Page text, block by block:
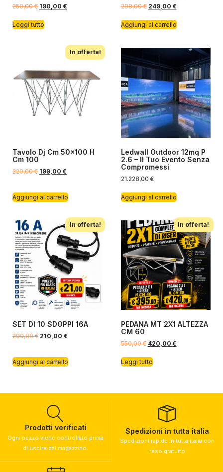
250,00€ 190,00 €
Leggi tutto
298,00€ 249,00 €
Aggiungi al carrello
In offerta!
Tavolo Dj Cm 50×100 H
Cm 100
220,00€ 199,00 €
Aggiungi al carrello
Ledwall Outdoor 12mq P
2.6 – Il Tuo Evento Senza
Compromessi
21.228,00 €
Aggiungi al carrello
In offerta!
SET DI 10 SDOPPI 16A
290,00€ 210,00 €
Aggiungi al carrello
In offerta!
PEDANA MT 2X1 ALTEZZA
CM 60
550,00€ 420,00 €
Leggi tutto
Prodotti verificati
Ogni pezzo viene controllato prima
di uscire dal magazzino.
Spedizioni in tutta italia
Spedizioni rapide in tutta italia con
reso gratuito